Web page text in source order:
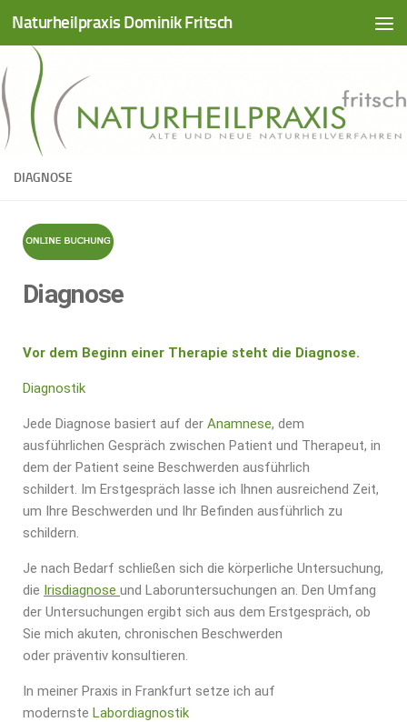
Zum Inhalt springen
Naturheilpraxis Dominik Fritsch
DIAGNOSE
Diagnose
Vor dem Beginn einer Therapie steht die Diagnose.
Diagnostik
Jede Diagnose basiert auf der Anamnese, dem
ausführlichen Gespräch zwischen Patient und Therapeut, in
dem der Patient seine Beschwerden ausführlich
schildert. Im Erstgespräch lasse ich Ihnen ausreichend Zeit,
um Ihre Beschwerden und Ihr Befinden ausführlich zu
schildern.
Je nach Bedarf schließen sich die körperliche Untersuchung,
die Irisdiagnose und Laboruntersuchungen an. Den Umfang
der Untersuchungen ergibt sich aus dem Erstgespräch, ob
Sie mich akuten, chronischen Beschwerden
oder präventiv konsultieren.
In meiner Praxis in Frankfurt setze ich auf
modernste Labordiagnostik